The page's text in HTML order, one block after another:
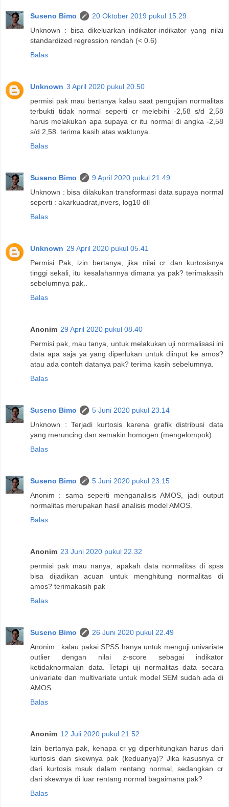
Suseno Bimo
20 Oktober 2019 pukul 15.29
Unknown : bisa dikeluarkan indikator-indikator yang nilai
standardized regression rendah (< 0.6)
Balas
Unknown 3 April 2020 pukul 20.50
permisi pak mau bertanya kalau saat pengujian normalitas
terbukti tidak normal seperti cr melebihi -2,58 s/d 2,58
harus melakukan apa supaya cr itu normal di angka -2,58
s/d 2,58. terima kasih atas waktunya.
Balas
Suseno Bimo
9 April 2020 pukul 21.49
Unknown : bisa dilakukan transformasi data supaya normal
seperti : akarkuadrat,invers, log10 dll
Balas
Unknown 29 April 2020 pukul 05.41
Permisi Pak, izin bertanya, jika nilai cr dan kurtosisnya
tinggi sekali, itu kesalahannya dimana ya pak? terimakasih
sebelumnya pak..
Balas
Anonim 29 April 2020 pukul 08.40
Permisi pak, mau tanya, untuk melakukan uji normalisasi ini
data apa saja ya yang diperlukan untuk diinput ke amos?
atau ada contoh datanya pak? terima kasih sebelumnya.
Balas
Suseno Bimo
5 Juni 2020 pukul 23.14
Unknown : Terjadi kurtosis karena grafik distribusi data
yang meruncing dan semakin homogen (mengelompok).
Balas
Suseno Bimo
5 Juni 2020 pukul 23.15
Anonim : sama seperti menganalisis AMOS, jadi output
normalitas merupakan hasil analisis model AMOS.
Balas
Anonim 23 Juni 2020 pukul 22.32
permisi pak mau nanya, apakah data normalitas di spss
bisa dijadikan acuan untuk menghitung normalitas di
amos? terimakasih pak
Balas
Suseno Bimo
26 Juni 2020 pukul 22.49
Anonim : kalau pakai SPSS hanya untuk menguji univariate
outlier dengan nilai z-score sebagai indikator
ketidaknormalan data. Tetapi uji normalitas data secara
univariate dan multivariate untuk model SEM sudah ada di
AMOS.
Balas
Anonim 12 Juli 2020 pukul 21.52
Izin bertanya pak, kenapa cr yg diperhitungkan harus dari
kurtosis dan skewnya pak (keduanya)? Jika kasusnya cr
dari kurtosis msuk dalam rentang normal, sedangkan cr
dari skewnya di luar rentang normal bagaimana pak?
Balas